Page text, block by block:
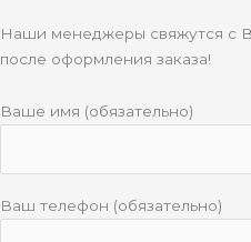
Наши менеджеры свяжутся с
после оформления заказа!
Ваше имя (обязательно)
Ваш телефон (обязательно)